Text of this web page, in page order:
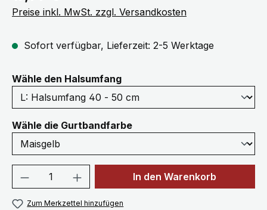
Preise inkl. MwSt. zzgl. Versandkosten
Sofort verfügbar, Lieferzeit: 2-5 Werktage
Wähle den Halsumfangauswählen
Wähle die Gurtbandfarbeauswählen
Produkt Anzahl: Gib denIn den Warenkorb
Zum Merkzettel hinzufügen